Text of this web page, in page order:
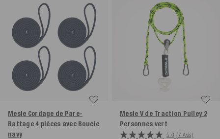
Mesle Cordage de Pare-
Battage 4 pièces avec Boucle
navy
Mesle V de Traction Pulley 2
Personnes vert
5.0 (7 Avis)